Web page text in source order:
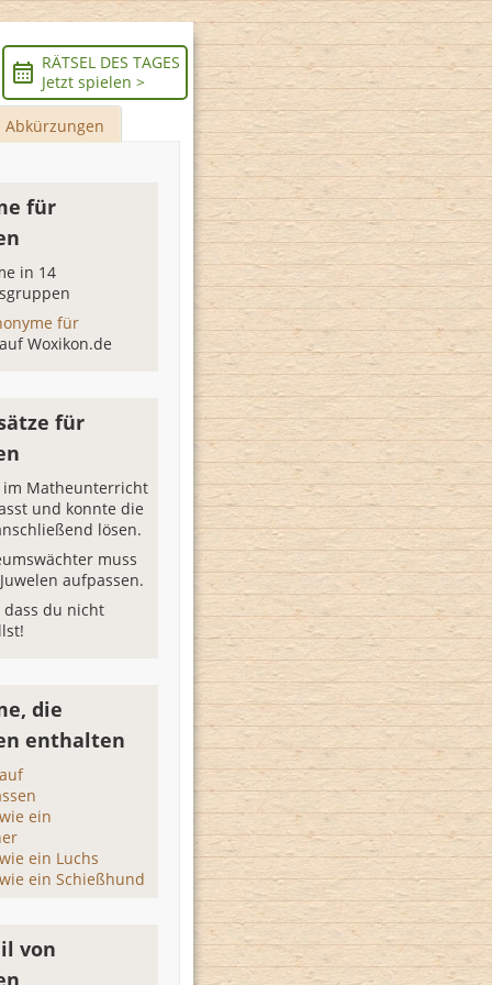
RÄTSEL DES TAGES
Jetzt spielen >
Abkürzungen
für
in 14
für
auf Woxikon.de
für
im Matheunterricht
und konnte die
lösen.
muss
aufpassen.
dass du nicht
die
enthalten
ein
ein Luchs
ein Schießhund
von